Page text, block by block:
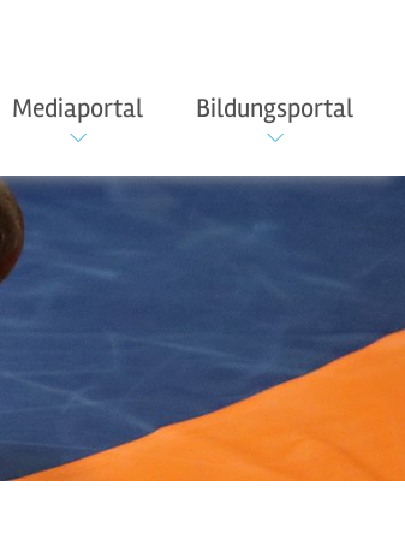
Mediaportal Bildungsportal